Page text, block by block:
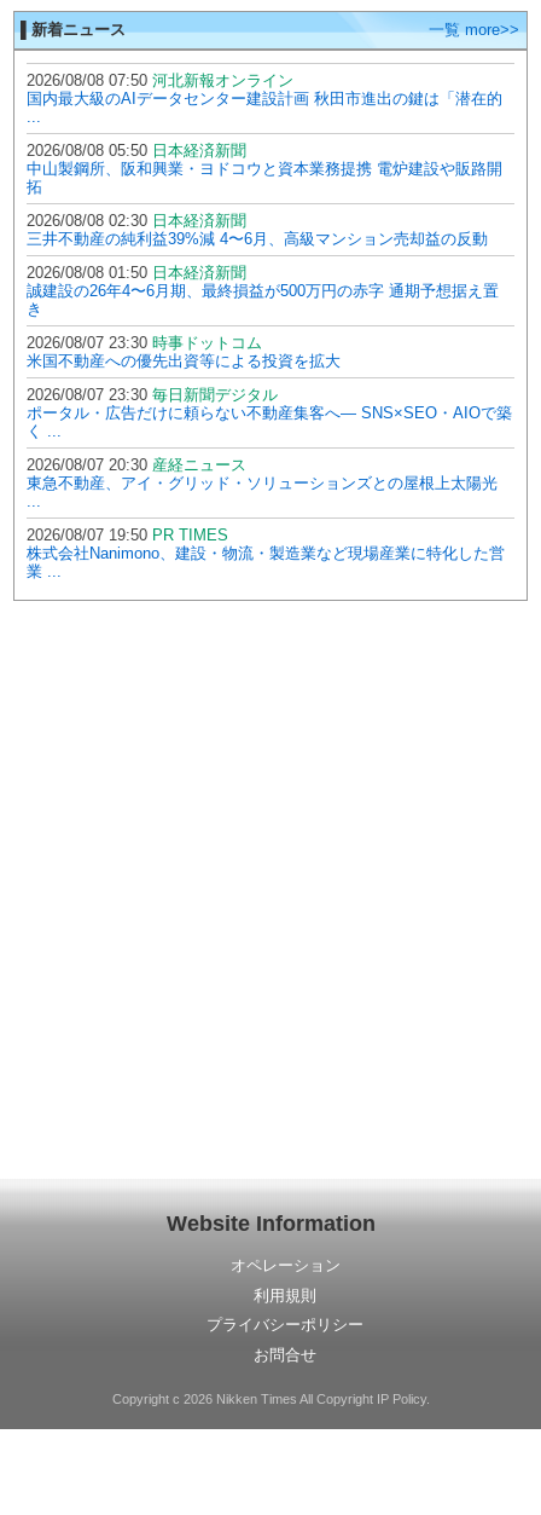
▌新着ニュース 一覧 more>>
2026/08/08 07:50 河北新報オンライン
国内最大級のAIデータセンター建設計画 秋田市進出の鍵は「潜在的
...
2026/08/08 05:50 日本経済新聞
中山製鋼所、阪和興業・ヨドコウと資本業務提携 電炉建設や販路開
拓
2026/08/08 02:30 日本経済新聞
三井不動産の純利益39%減 4〜6月、高級マンション売却益の反動
2026/08/08 01:50 日本経済新聞
誠建設の26年4〜6月期、最終損益が500万円の赤字 通期予想据え置
き
2026/08/07 23:30 時事ドットコム
米国不動産への優先出資等による投資を拡大
2026/08/07 23:30 毎日新聞デジタル
ポータル・広告だけに頼らない不動産集客へ― SNS×SEO・AIOで築
く ...
2026/08/07 20:30 産経ニュース
東急不動産、アイ・グリッド・ソリューションズとの屋根上太陽光
...
2026/08/07 19:50 PR TIMES
株式会社Nanimono、建設・物流・製造業など現場産業に特化した営
業 ...
Website Information
オペレーション
利用規則
プライバシーポリシー
お問合せ
Copyright c 2026 Nikken Times All Copyright IP Policy.